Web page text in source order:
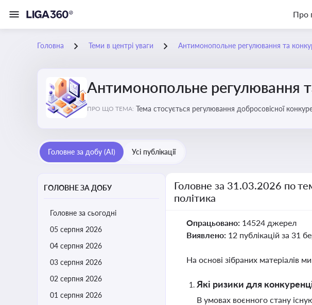
Про
Головна Теми в центрі уваги Антимонопольне регулювання та
Антимонопольне регулювання
ПРО ЩО ТЕМА: Тема стосується регулювання добросовісної
Головне за добу (AI) Усі публікації
ГОЛОВНЕ ЗА ДОБУ
Головне за сьогодні
05 серпня 2026
04 серпня 2026
03 серпня 2026
02 серпня 2026
01 серпня 2026
Головне за 31.03.2026 по
політика
Опрацьовано: 14524 джерел
Виявлено: 12 публікацій за 31
На основі зібраних матеріалів
Які ризики для
В умовах воєнного стану